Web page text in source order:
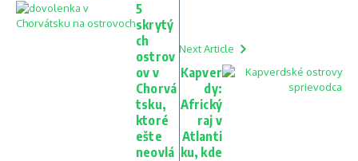
5
skrytý
ch
ostrov
ov v
Chorvá
tsku,
ktoré
ešte
neovlá
Next Article
Kapver
dy:
Africký
raj v
Atlanti
ku, kde